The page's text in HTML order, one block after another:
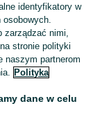
Apple
Google
identyfikatory w
nimi,
stronie polityki
naszym partnerom
Polityka
dane w celu